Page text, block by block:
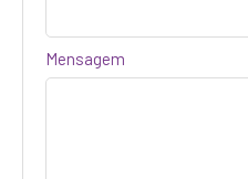
Mensagem